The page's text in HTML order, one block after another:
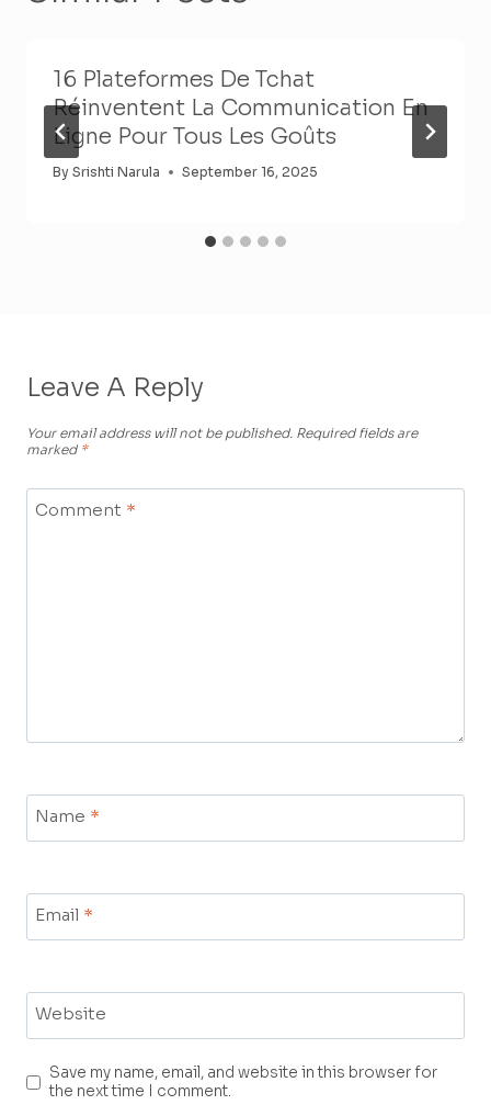
16 Plateformes De Tchat
Réinventent La Communication En
Ligne Pour Tous Les Goûts
By Srishti Narula September 16, 2025
Leave A Reply
Your email address will not be published. Required fields are
marked *
Comment *
Name *
Email *
Website
Save my name, email, and website in this browser for
the next time I comment.